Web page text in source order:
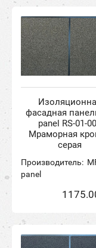
фасадная
panel RS-01-
Мраморная
серая
Производитель:
panel